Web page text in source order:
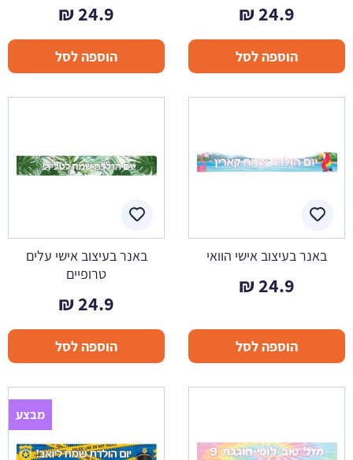
24.9
₪
הוספה לסל
24.9
₪
הוספה לסל
באנר בעיצוב אישי הוואי
24.9
₪
הוספה לסל
באנר בעיצוב אישי עלים
טרופיים
24.9
₪
הוספה לסל
מבצע